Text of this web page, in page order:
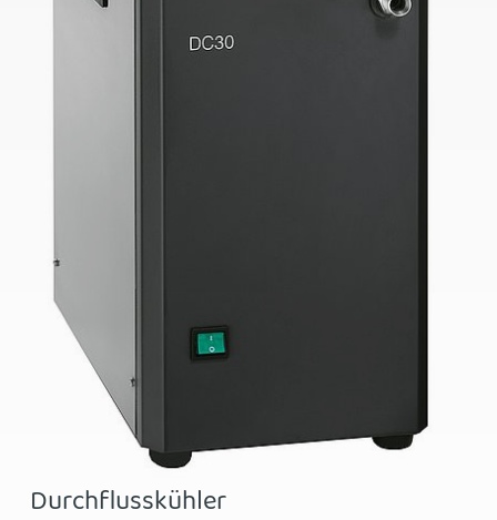
Durchflusskühler